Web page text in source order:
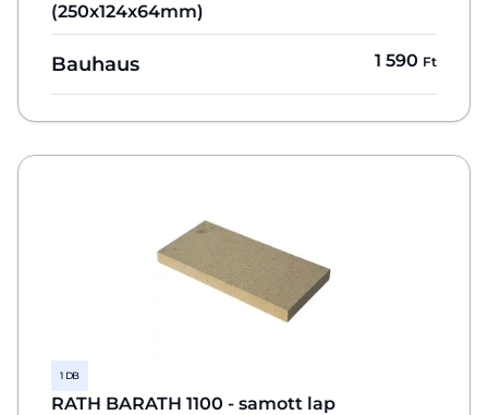
(250x124x64mm)
Bauhaus 1 590 Ft
1 DB
RATH BARATH 1100 - samott lap